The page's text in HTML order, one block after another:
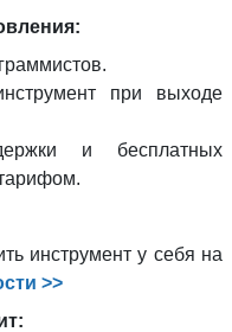
при выходе
и бесплатных
инструмент у себя на
>>